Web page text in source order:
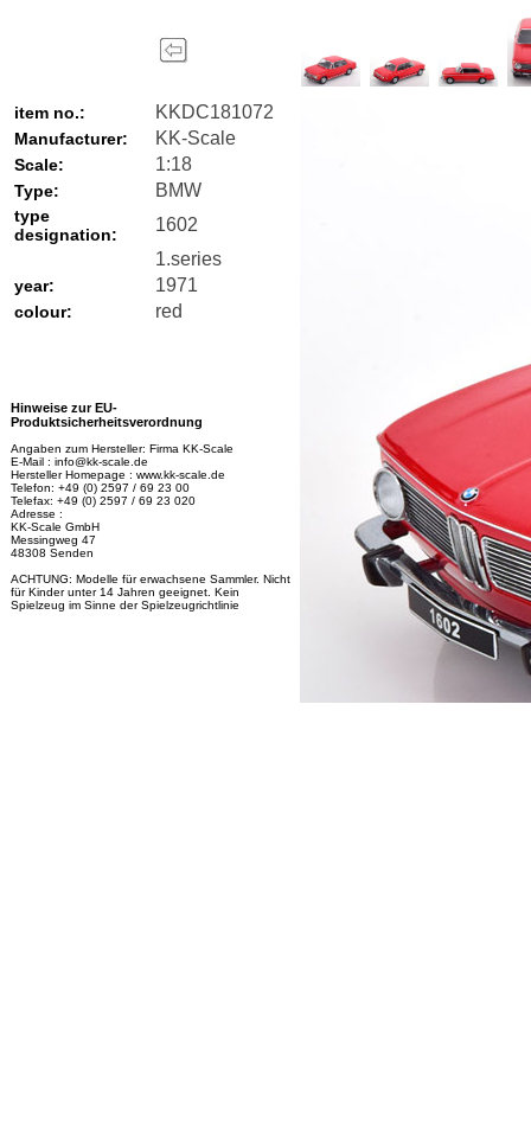
item no.: KKDC181072
Manufacturer: KK-Scale
Scale: 1:18
Type: BMW
type
designation:
1602
1.series
year: 1971
colour: red
Hinweise zur EU-
Produktsicherheitsverordnung
Angaben zum Hersteller: Firma KK-Scale
E-Mail : info@kk-scale.de
Hersteller Homepage : www.kk-scale.de
Telefon: +49 (0) 2597 / 69 23 00
Telefax: +49 (0) 2597 / 69 23 020
Adresse :
KK-Scale GmbH
Messingweg 47
48308 Senden
ACHTUNG: Modelle für erwachsene Sammler. Nicht
für Kinder unter 14 Jahren geeignet. Kein
Spielzeug im Sinne der Spielzeugrichtlinie